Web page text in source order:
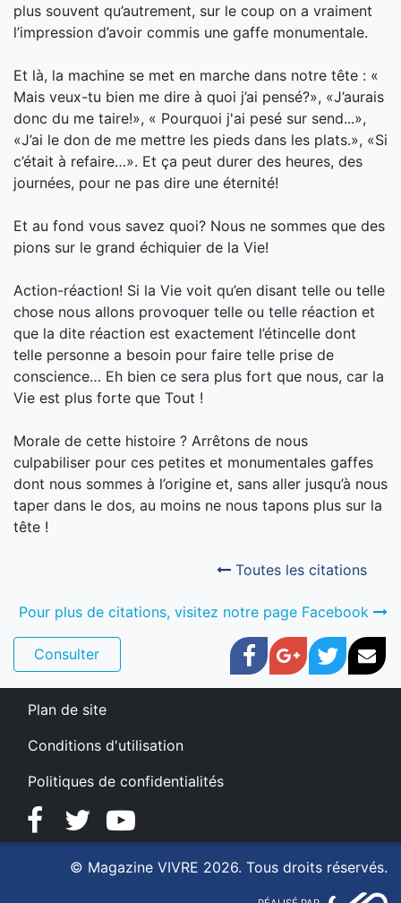
plus souvent qu’autrement, sur le coup on a vraiment
l’impression d’avoir commis une gaffe monumentale.
Et là, la machine se met en marche dans notre tête : «
Mais veux-tu bien me dire à quoi j’ai pensé?», «J’aurais
donc du me taire!», « Pourquoi j'ai pesé sur send...»,
«J’ai le don de me mettre les pieds dans les plats.», «Si
c’était à refaire…». Et ça peut durer des heures, des
journées, pour ne pas dire une éternité!
Et au fond vous savez quoi? Nous ne sommes que des
pions sur le grand échiquier de la Vie!
Action-réaction! Si la Vie voit qu’en disant telle ou telle
chose nous allons provoquer telle ou telle réaction et
que la dite réaction est exactement l’étincelle dont
telle personne a besoin pour faire telle prise de
conscience… Eh bien ce sera plus fort que nous, car la
Vie est plus forte que Tout !
Morale de cette histoire ? Arrêtons de nous
culpabiliser pour ces petites et monumentales gaffes
dont nous sommes à l’origine et, sans aller jusqu’à nous
taper dans le dos, au moins ne nous tapons plus sur la
tête !
Toutes les citations
Pour plus de citations, visitez notre page Facebook
Consulter Facebook
Google+
Twitter
Plan de site
Conditions d'utilisation
Politiques de confidentialités
FacebookTwitterYouTube
© Magazine VIVRE 2026. Tous droits réservés.